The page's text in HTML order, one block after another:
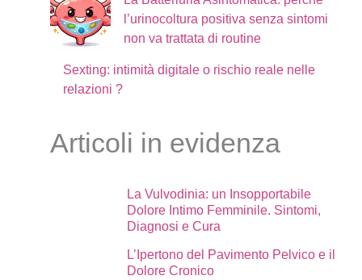
l’urinocoltura positiva senza sintomi
non va trattata di routine
Sexting: intimità digitale o rischio reale nelle
relazioni ?
Articoli in evidenza
La Vulvodinia: un Insopportabile
Dolore Intimo Femminile. Sintomi,
Diagnosi e Cura
L’Ipertono del Pavimento Pelvico e il
Dolore Cronico